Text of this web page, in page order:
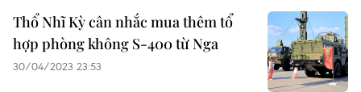
Thổ Nhĩ Kỳ cân nhắc mua thêm tổ
hợp phòng không S-400 từ Nga
30/04/2023 23:53